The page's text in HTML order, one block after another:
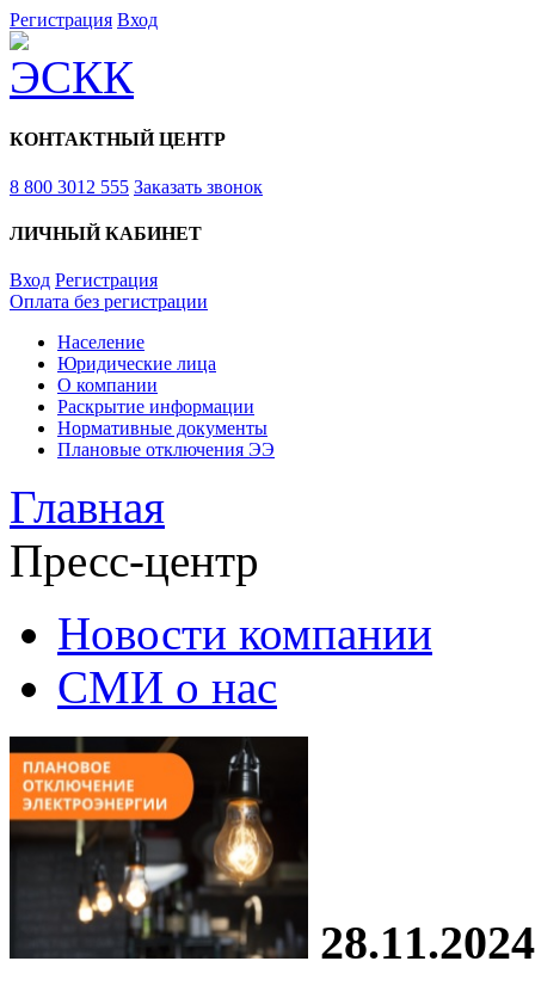
Регистрация Вход
КОНТАКТНЫЙ ЦЕНТР
8 800 3012 555 Заказать звонок
ЛИЧНЫЙ КАБИНЕТ
Вход Регистрация
Оплата без регистрации
Население
Юридические лица
О компании
Раскрытие информации
Нормативные документы
Плановые отключения ЭЭ
Главная
Пресс-центр
Новости компании
СМИ о нас
28.11.2024